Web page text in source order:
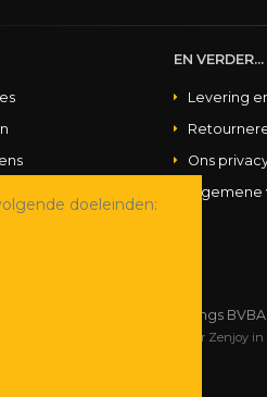
EN VERDER...
Levering
Ons
2026 Schoenen Ruytings
door Zenjoy in
doeleinden: